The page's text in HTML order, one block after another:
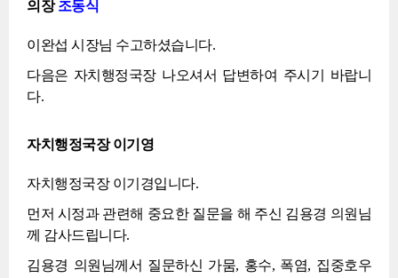
의장조동식
이완섭 시장님 수고하셨습니다.
다음은 자치행정국장 나오셔서 답변하여 주시기 바랍니
다.
자치행정국장 이기영
자치행정국장 이기경입니다.
먼저 시정과 관련해 중요한 질문을 해 주신 김용경 의원님
께 감사드립니다.
김용경 의원님께서 질문하신 가뭄, 홍수, 폭염, 집중호우